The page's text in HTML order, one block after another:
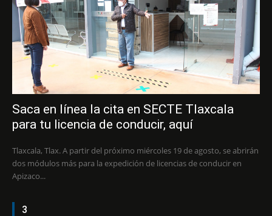
Saca en línea la cita en SECTE Tlaxcala
para tu licencia de conducir, aquí
Tlaxcala, Tlax. A partir del próximo miércoles 19 de agosto, se abrirán
dos módulos más para la expedición de licencias de conducir en
Apizaco...
3